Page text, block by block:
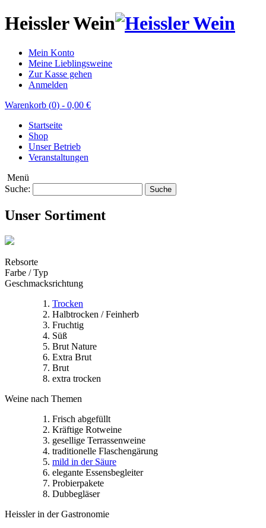
Heissler Wein
Mein Konto
Meine Lieblingsweine
Zur Kasse gehen
Anmelden
Warenkorb (0) - 0,00 €
Startseite
Shop
Unser Betrieb
Veranstaltungen
Menü
Suche:
Suche
Unser Sortiment
Rebsorte
Farbe / Typ
Geschmacksrichtung
Trocken
Halbtrocken / Feinherb
Fruchtig
Süß
Brut Nature
Extra Brut
Brut
extra trocken
Weine nach Themen
Frisch abgefüllt
Kräftige Rotweine
gesellige Terrassenweine
traditionelle Flaschengärung
mild in der Säure
elegante Essensbegleiter
Probierpakete
Dubbegläser
Heissler in der Gastronomie